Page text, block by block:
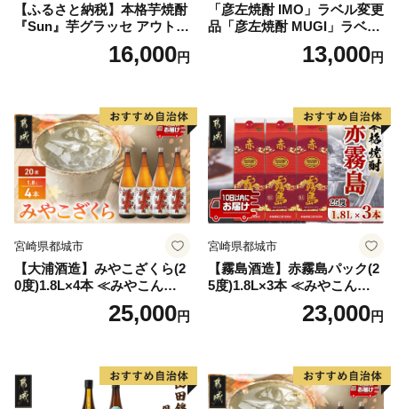
【ふるさと納税】本格芋焼酎
『Sun』芋グラッセ アウトド
ア ソロキャンプ ベランピン
グ 巣ごもり 就労支援16,000円
「彦左焼酎 IMO」ラベル変更
品「彦左焼酎 MUGI」ラベル
変更品 飲み比べ セット 合計
2本 720ml×各1本 25度 焼酎
13,000円
宮崎県都城市
【大浦酒造】みやこざくら(2
0度)1.8L×4本 ≪みやこんじょ
特急便≫_AD-077125,000円
宮崎県都城市
【霧島酒造】赤霧島パック(2
5度)1.8L×3本 ≪みやこんじょ
特急便≫_23-07-K03P-1800-3
23,000円